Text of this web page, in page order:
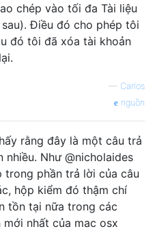
chép vào tối đa Tài liệu
Điều đó cho phép tôi
đó tôi đã xóa tài khoản
— Carlos
nguồn
rằng đây là một câu trả
nhiều. Như @nicholaides
trong phần trả lời của câu
hộp kiểm đó thậm chí
tồn tại nữa trong các
mới nhất của mac osx